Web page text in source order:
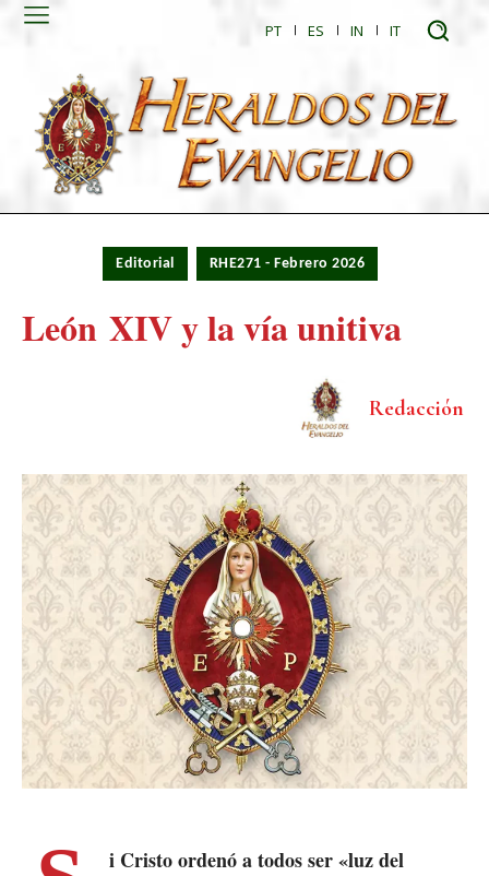
PT ES IN IT
Editorial RHE271 - Febrero 2026
León XIV y la vía unitiva
Redacción
i Cristo ordenó a todos ser «luz del